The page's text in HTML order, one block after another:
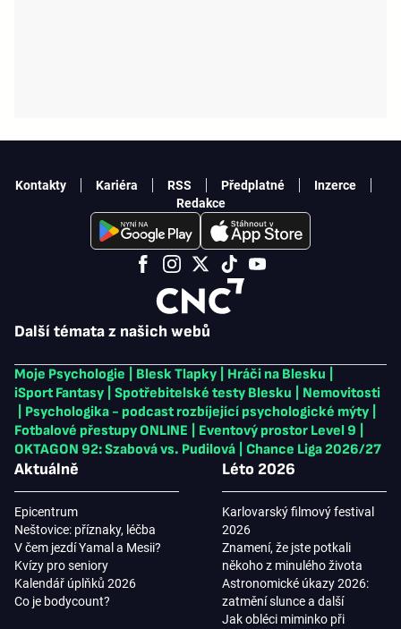
Další témata z našich webů
Moje Psychologie Blesk Tlapky Hráči na Blesku
iSport Fantasy
Spotřebitelské testy Blesku
Nemovitosti
Psychologika - podcast rozbíjející psychologické mýty
Fotbalové přestupy ONLINE
Eventový prostor Level 9
OKTAGON 92: Szabová vs. Pudilová
Chance Liga 2026/27
Aktuálně
Epicentrum
Neštovice: příznaky, léčba
V čem jezdí Yamal a Mesii?
Kvízy pro seniory
Kalendář úplňků 2026
Co je bodycount?
Léto 2026
Karlovarský filmový festival
2026
Znamení, že jste potkali
někoho z minulého života
Astronomické úkazy 2026:
zatmění slunce a další
Jak obléci miminko při
Kontakty Kariéra RSS Předplatné
Inzerce
Redakce